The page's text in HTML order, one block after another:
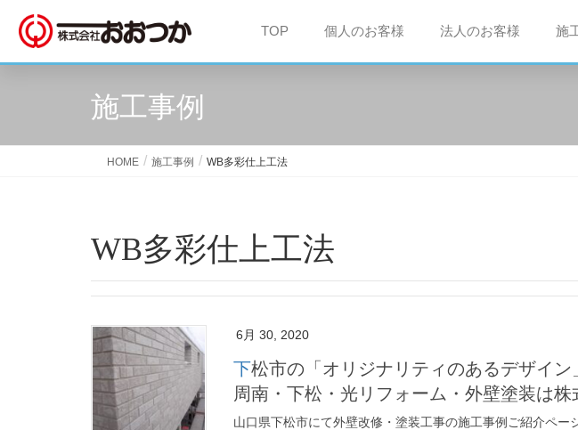
TOP 個人のお客様 法人のお客様 施
施工事例
HOME 施工事例 WB多彩仕上工法
WB多彩仕上工法
6月 30, 2020
下松市の「オリジナリティのあるデザイン」外壁塗装工事事例 ｜
周南・下松・光リフォーム・外壁塗装は
山口県下松市にて外壁改修・塗装工事の施工事例ご紹介ペー